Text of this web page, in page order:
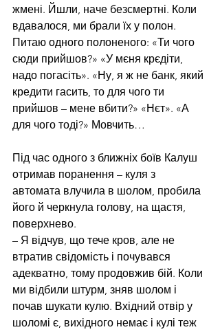
жмені. Йшли, наче безсмертні. Коли
вдавалося, ми брали їх у полон.
Питаю одного полоненого: «Ти чого
сюди прийшов?» «У мєня крєдіти,
надо погасіть». «Ну, я ж не банк, який
кредити гасить, то для чого ти
прийшов – мене вбити?» «Нєт». «А
для чого тоді?» Мовчить…
Під час одного з ближніх боїв Калуш
отримав поранення – куля з
автомата влучила в шолом, пробила
його й черкнула голову, на щастя,
поверхнево.
– Я відчув, що тече кров, але не
втратив свідомість і почувався
адекватно, тому продовжив бій. Коли
ми відбили штурм, зняв шолом і
почав шукати кулю. Вхідний отвір у
шоломі є, вихідного немає і кулі теж